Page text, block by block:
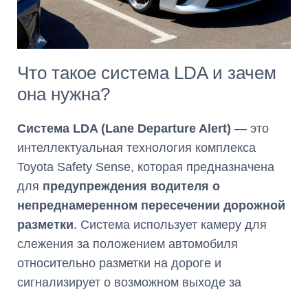
Что такое система LDA и зачем
она нужна?
Система LDA (Lane Departure Alert) — это
интеллектуальная технология комплекса
Toyota Safety Sense, которая предназначена
для предупреждения водителя о
непреднамеренном пересечении дорожной
разметки. Система использует камеру для
слежения за положением автомобиля
относительно разметки на дороге и
сигнализирует о возможном выходе за